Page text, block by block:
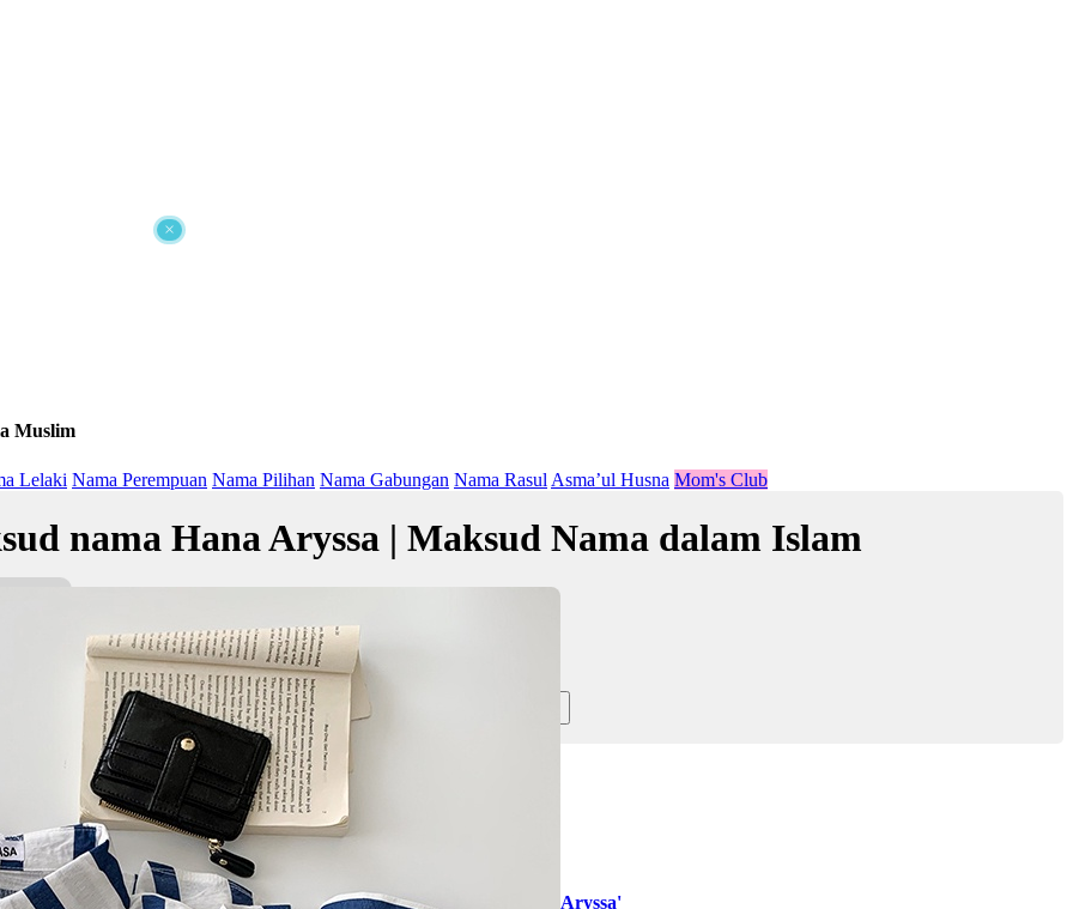
×
Muslim
Lelaki Nama Perempuan Nama Pilihan Nama Gabungan Nama Rasul Asma’ul Husna Mom's Club
nama Hana Aryssa | Maksud Nama dalam Islam
Nama:
rezeki tanpa kepayahan
kuat
✚ Baju Baby Custom Nama 'Hana Aryssa'